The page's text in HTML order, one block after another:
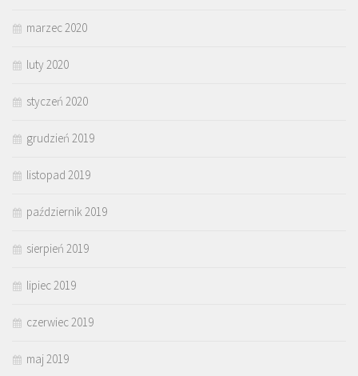
marzec 2020
luty 2020
styczeń 2020
grudzień 2019
listopad 2019
październik 2019
sierpień 2019
lipiec 2019
czerwiec 2019
maj 2019